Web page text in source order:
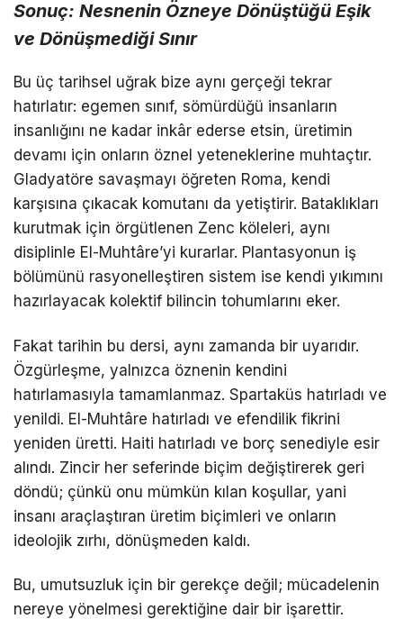
Sonuç: Nesnenin Özneye Dönüştüğü Eşik
ve Dönüşmediği Sınır
Bu üç tarihsel uğrak bize aynı gerçeği tekrar
hatırlatır: egemen sınıf, sömürdüğü insanların
insanlığını ne kadar inkâr ederse etsin, üretimin
devamı için onların öznel yeteneklerine muhtaçtır.
Gladyatöre savaşmayı öğreten Roma, kendi
karşısına çıkacak komutanı da yetiştirir. Bataklıkları
kurutmak için örgütlenen Zenc köleleri, aynı
disiplinle El-Muhtâre’yi kurarlar. Plantasyonun iş
bölümünü rasyonelleştiren sistem ise kendi yıkımını
hazırlayacak kolektif bilincin tohumlarını eker.
Fakat tarihin bu dersi, aynı zamanda bir uyarıdır.
Özgürleşme, yalnızca öznenin kendini
hatırlamasıyla tamamlanmaz. Spartaküs hatırladı ve
yenildi. El-Muhtâre hatırladı ve efendilik fikrini
yeniden üretti. Haiti hatırladı ve borç senediyle esir
alındı. Zincir her seferinde biçim değiştirerek geri
döndü; çünkü onu mümkün kılan koşullar, yani
insanı araçlaştıran üretim biçimleri ve onların
ideolojik zırhı, dönüşmeden kaldı.
Bu, umutsuzluk için bir gerekçe değil; mücadelenin
nereye yönelmesi gerektiğine dair bir işarettir.